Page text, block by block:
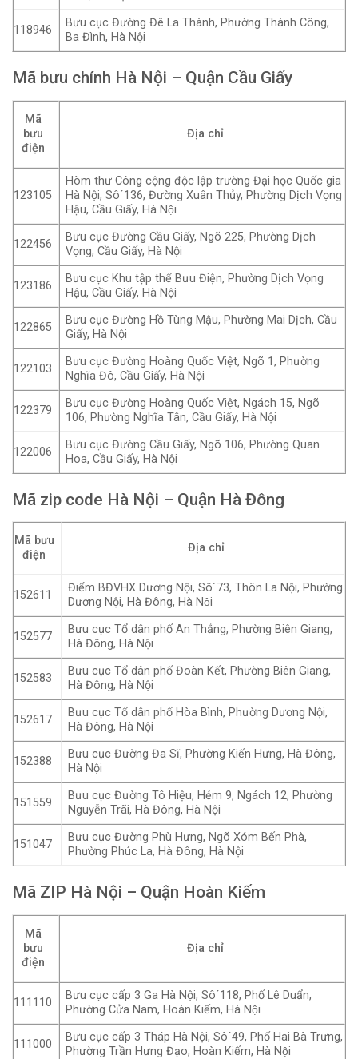
118946
Bưu cục Đường Đê La Thành, Phường Thành Công,
Ba Đình, Hà Nội
Mã bưu chính Hà Nội – Quận Cầu Giấy
Mã
bưu
điện
Địa chỉ
123105
Hòm thư Công cộng độc lập trường Đại học Quốc gia
Hà Nội, Sô´136, Đường Xuân Thủy, Phường Dịch Vọng
Hậu, Cầu Giấy, Hà Nội
122456
Bưu cục Đường Cầu Giấy, Ngõ 225, Phường Dịch
Vọng, Cầu Giấy, Hà Nội
123186
Bưu cục Khu tập thể Bưu Điện, Phường Dịch Vọng
Hậu, Cầu Giấy, Hà Nội
122865
Bưu cục Đường Hồ Tùng Mậu, Phường Mai Dịch, Cầu
Giấy, Hà Nội
122103
Bưu cục Đường Hoàng Quốc Việt, Ngõ 1, Phường
Nghĩa Đô, Cầu Giấy, Hà Nội
122379
Bưu cục Đường Hoàng Quốc Việt, Ngách 15, Ngõ
106, Phường Nghĩa Tân, Cầu Giấy, Hà Nội
122006
Bưu cục Đường Cầu Giấy, Ngõ 106, Phường Quan
Hoa, Cầu Giấy, Hà Nội
Mã zip code Hà Nội – Quận Hà Đông
Mã bưu
điện
Địa chỉ
152611
Điểm BĐVHX Dương Nội, Sô´73, Thôn La Nội, Phường
Dương Nội, Hà Đông, Hà Nội
152577
Bưu cục Tổ dân phố An Thắng, Phường Biên Giang,
Hà Đông, Hà Nội
152583
Bưu cục Tổ dân phố Đoàn Kết, Phường Biên Giang,
Hà Đông, Hà Nội
152617
Bưu cục Tổ dân phố Hòa Bình, Phường Dương Nội,
Hà Đông, Hà Nội
152388
Bưu cục Đường Đa Sĩ, Phường Kiến Hưng, Hà Đông,
Hà Nội
151559
Bưu cục Đường Tô Hiệu, Hẻm 9, Ngách 12, Phường
Nguyễn Trãi, Hà Đông, Hà Nội
151047
Bưu cục Đường Phù Hưng, Ngõ Xóm Bến Phà,
Phường Phúc La, Hà Đông, Hà Nội
Mã ZIP Hà Nội – Quận Hoàn Kiếm
Mã
bưu
điện
Địa chỉ
111110
Bưu cục cấp 3 Ga Hà Nội, Sô´118, Phố Lê Duẩn,
Phường Cửa Nam, Hoàn Kiếm, Hà Nội
111000
Bưu cục cấp 3 Tháp Hà Nội, Sô´49, Phố Hai Bà Trưng,
Phường Trần Hưng Đạo, Hoàn Kiếm, Hà Nội